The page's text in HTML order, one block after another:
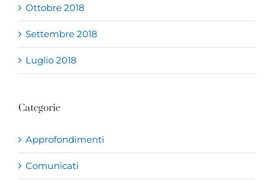
Ottobre 2018
Settembre 2018
Luglio 2018
Categorie
Approfondimenti
Comunicati